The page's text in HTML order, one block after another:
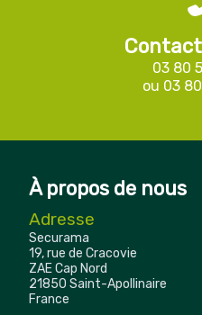
03 80
ou 03
À propos de nous
Adresse
Securama
19, rue de Cracovie
ZAE Cap Nord
21850 Saint-Apollinaire
France